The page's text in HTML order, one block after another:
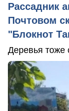
Рассадник
Почтовом
"Блокнот
Деревья тоже